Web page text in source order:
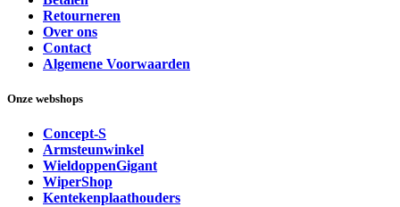
Retourneren
Over ons
Contact
Algemene Voorwaarden
Onze webshops
Concept-S
Armsteunwinkel
WieldoppenGigant
WiperShop
Kentekenplaathouders